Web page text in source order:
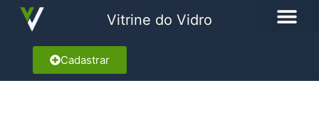
Vitrine do Vidro
Cadastrar